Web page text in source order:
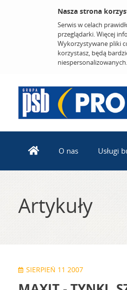
Nasza strona
Serwis w celach
przeglądarki. Więcej
Wykorzystywane pliki
korzystasz, będą
niespersonalizowanych.
O nas Usługi
Artykuły
SIERPIEŃ 11 2007